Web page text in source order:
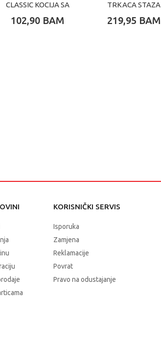
CLASSIC KOCIJA SA
102,90 BAM
TRKACA STAZA
219,95 BAM
KORISNIČKI SERVIS
Isporuka
Zamjena
Reklamacije
Povrat
Pravo na odustajanje